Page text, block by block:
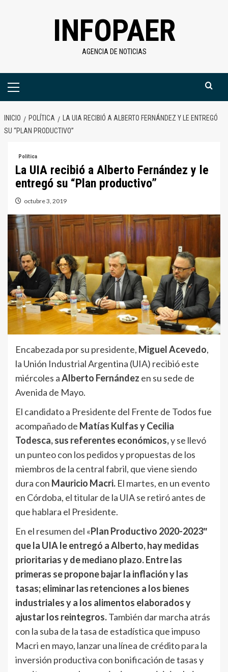
INFOPAER
AGENCIA DE NOTICIAS
Menú
INICIO POLÍTICA
LA UIA RECIBIÓ A ALBERTO FERNÁNDEZ Y LE ENTREGÓ
SU “PLAN PRODUCTIVO”
Política
La UIA recibió a Alberto Fernández y le
entregó su “Plan productivo”
octubre 3, 2019
Encabezada por su presidente, Miguel Acevedo,
la Unión Industrial Argentina (UIA) recibió este
miércoles aAlberto Fernández en su sede de
Avenida de Mayo.
El candidato a Presidente del Frente de Todos fue
acompañado de Matías Kulfas y Cecilia
Todesca, sus referentes económicos,y se llevó
un punteo con los pedidos y propuestas de los
miembros de la central fabril, que viene siendo
dura con Mauricio Macri. El martes, en un evento
en Córdoba, el titular de la UIA se retiró antes de
que hablara el Presidente.
En el resumen del «Plan Productivo 2020-2023″
que la UIA le entregó a Alberto, hay medidas
prioritarias y de mediano plazo. Entre las
primeras se propone bajar la inflación y las
tasas; eliminar las retenciones a los bienes
industriales y a los alimentos elaborados y
ajustar los reintegros.También dar marcha atrás
con la suba de la tasa de estadística que impuso
Macri en mayo, lanzar una línea de crédito para la
inversión productiva con bonificación de tasas y